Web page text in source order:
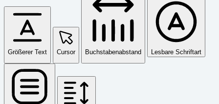
Größerer Text Cursor Buchstabenabstand Lesbare Schriftart